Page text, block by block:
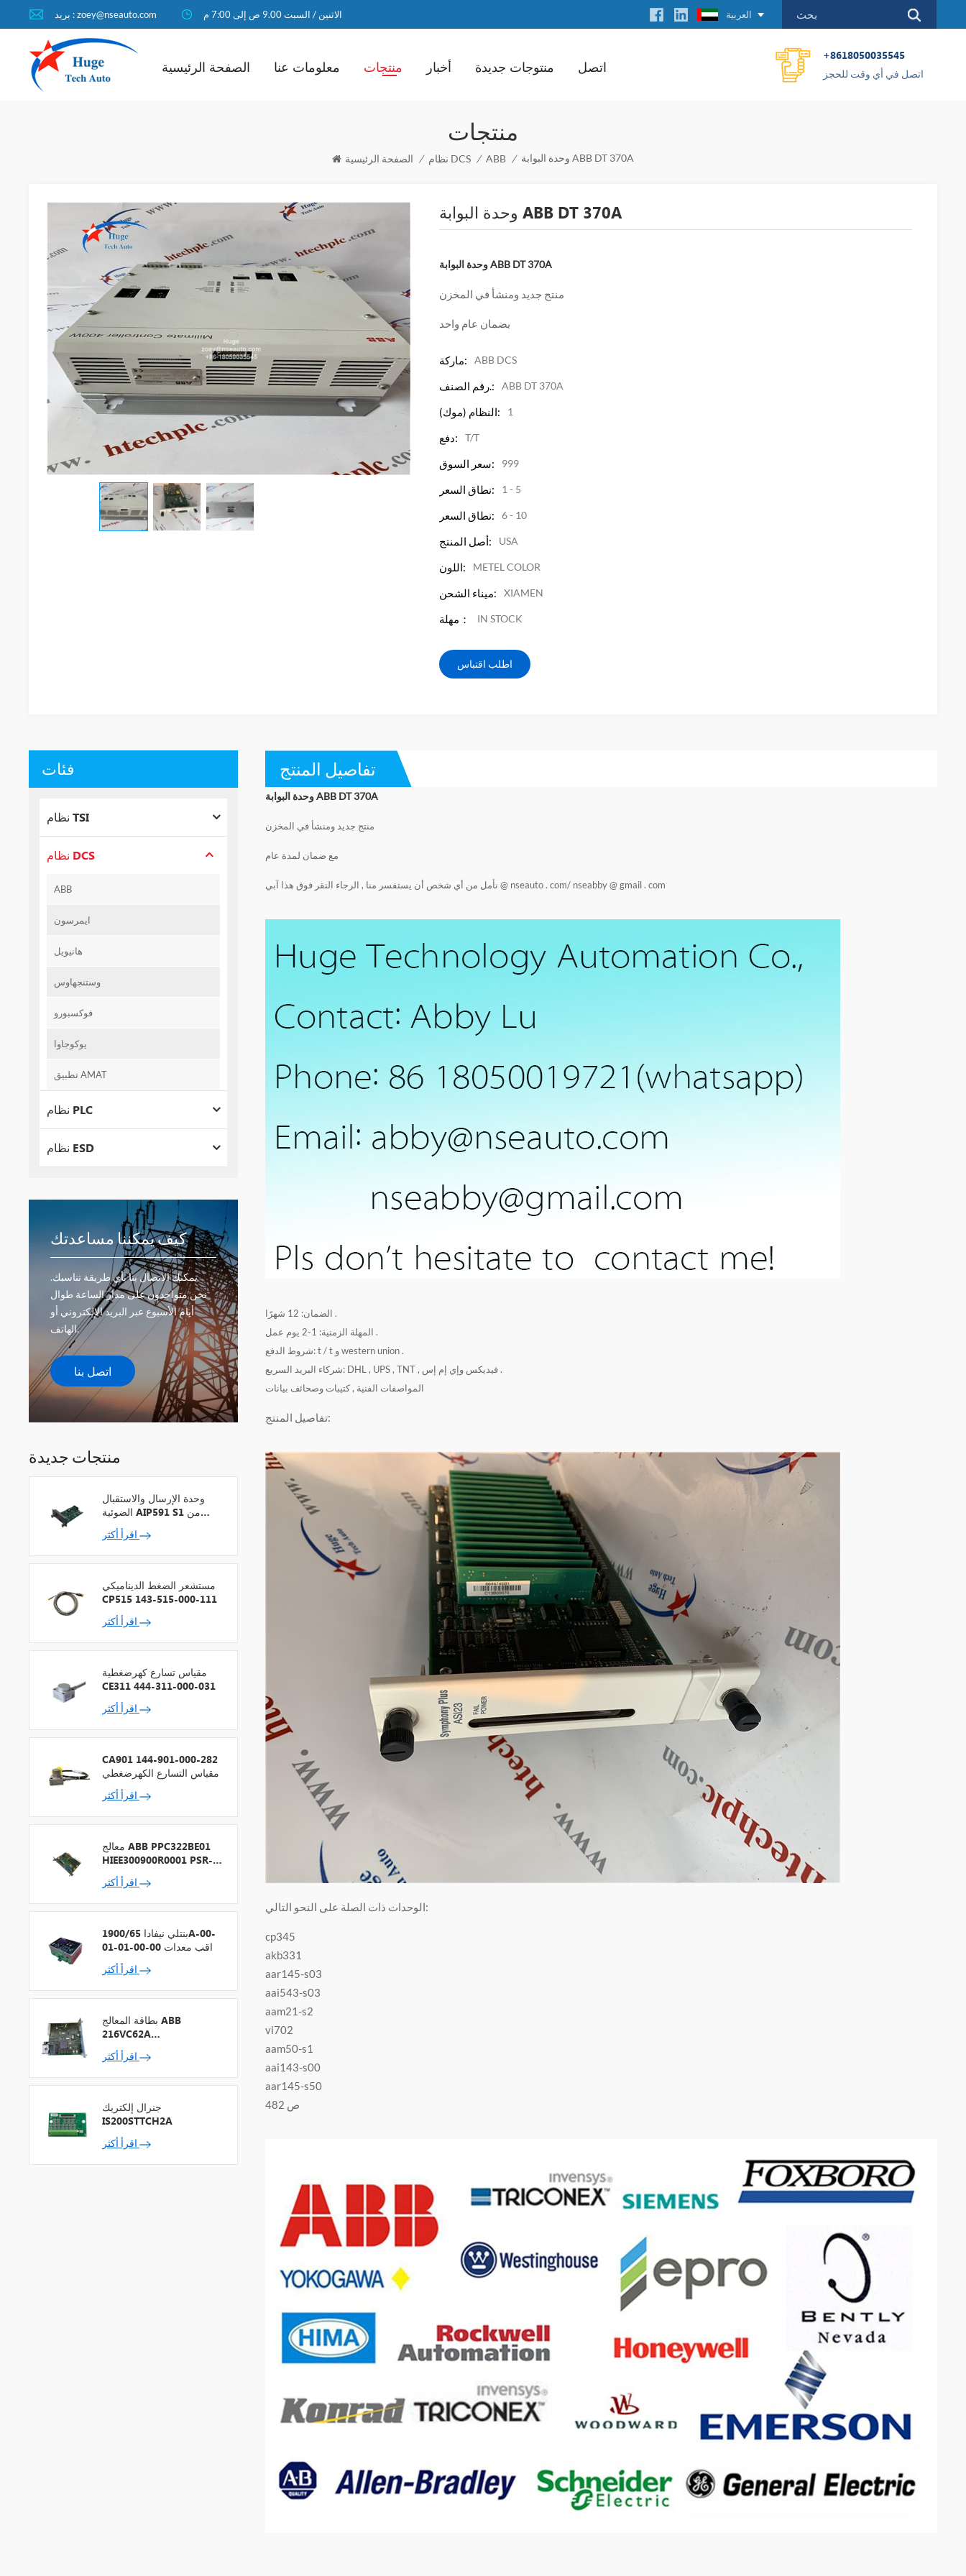
بريد : zoey@nseauto.com الاثنين / السبت 9.00 ص إلى 7:00 م العربية
الصفحة الرئيسية معلومات عنا منتجات أخبار منتوجات جديدة اتصل
+8618050035545
اتصل في أي وقت للحجز
منتجات
الصفحة الرئيسية / نظام DCS / ABB / وحدة البوابة ABB DT 370A
وحدة البوابة ABB DT 370A
وحدة البوابة ABB DT 370A
منتج جديد ومنشأ في المخزن
بضمان عام واحد
ماركة: ABB DCS
رقم الصنف.: ABB DT 370A
النظام (موك): 1
دفع: T/T
سعر السوق: 999
نطاق السعر: 1 - 5
نطاق السعر: 6 - 10
أصل المنتج: USA
اللون: METEL COLOR
ميناء الشحن: XIAMEN
مهلة： IN STOCK
اطلب اقتباس
تفاصيل المنتج
وحدة البوابة ABB DT 370A
منتج جديد ومنشأ في المخزن
مع ضمان لمدة عام
نأمل من أي شخص أن يستفسر منا , الرجاء النقر فوق هذا آبي @ nseauto . com/nseabby @ gmail . com
الضمان: 12 شهرًا .
المهلة الزمنية: 1-2 يوم عمل .
شروط الدفع: t / t و western union .
شركاء البريد السريع: DHL , UPS , TNT , فيديكس وإي إم إس .
المواصفات الفنية , كتيبات وصحائف بيانات
تفاصيل المنتج:
الوحدات ذات الصلة على النحو التالي:
cp345
akb331
aar145-s03
aai543-s03
aam21-s2
vi702
aam50-s1
aai143-s00
aar145-s50
ص 482
فئات
نظام TSI
نظام DCS
ABB
ايمرسون
هانيويل
وستنجهاوس
فوكسبورو
يوكوجاوا
تطبيق AMAT
نظام PLC
نظام ESD
كيف يمكننا مساعدتك
يمكنك الاتصال بنا بأي طريقة تناسبك.
نحن متواجدون على مدار الساعة طوال
أيام الأسبوع عبر البريد الإلكتروني أو
الهاتف.
اتصل بنا
منتجات جديدة
وحدة الإرسال والاستقبال
الضوئية AIP591 S1 من
شركة يوكوجاوا لمكرر شبكة
V
مستشعر الضغط الديناميكي
CP515 143-515-000-111
مقياس تسارع كهرضغطية
CE311 444-311-000-031
CA901 144-901-000-282
مقياس التسارع الكهرضغطي
معالج ABB PPC322BE01
HIEE300900R0001 PSR-2
+ ناقل المجال
بنتلي نيفادا 1900/65A-00-
01-01-00-00 مراقب معدات
الأغراض العامة
بطاقة المعالج ABB
216VC62A
HESG324442R13
جنرال إلكتريك
IS200STTCH2A